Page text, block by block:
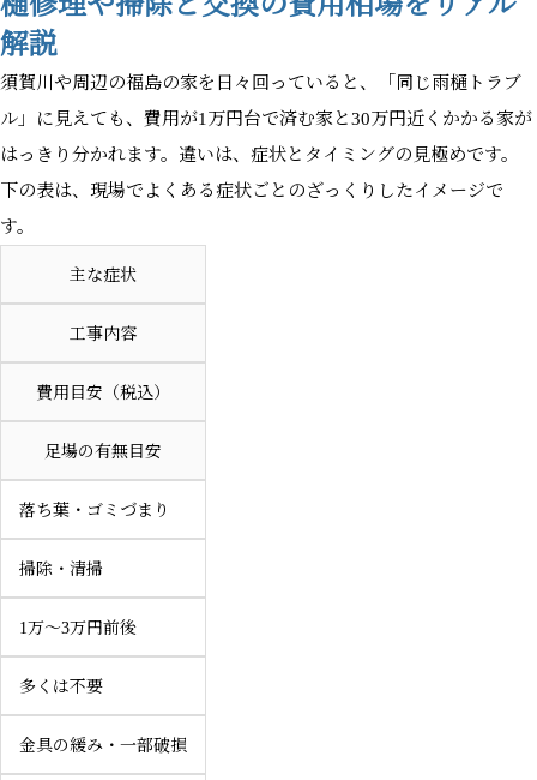
解説
須賀川や周辺の福島の家を日々回っていると、「同じ雨樋トラブ
ル」に見えても、費用が1万円台で済む家と30万円近くかかる家が
はっきり分かれます。違いは、症状とタイミングの見極めです。
下の表は、現場でよくある症状ごとのざっくりしたイメージで
す。
主な症状
工事内容
費用目安（税込）
足場の有無目安
落ち葉・ゴミづまり
掃除・清掃
1万〜3万円前後
多くは不要
金具の緩み・一部破損